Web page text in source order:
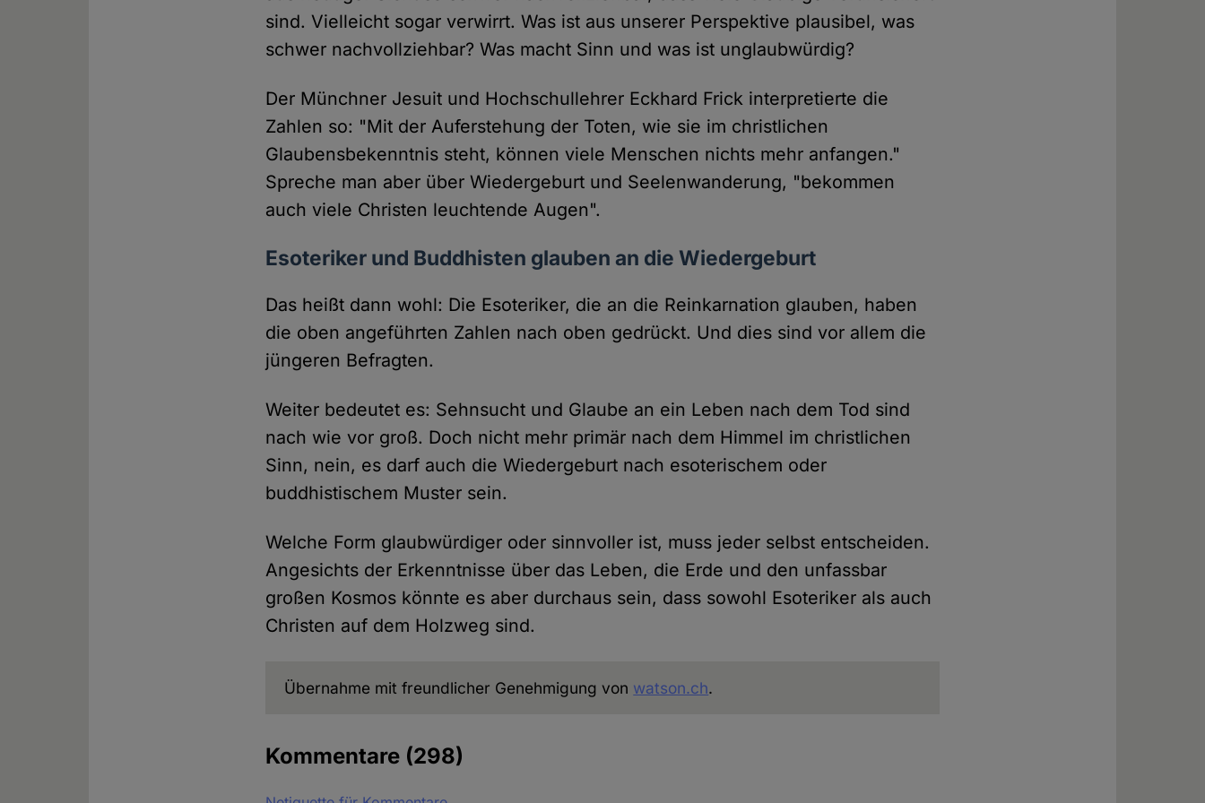
sind. Vielleicht sogar verwirrt. Was ist aus unserer Perspektive plausibel, was
schwer nachvollziehbar? Was macht Sinn und was ist unglaubwürdig?
Der Münchner Jesuit und Hochschullehrer Eckhard Frick interpretierte die
Zahlen so: "Mit der Auferstehung der Toten, wie sie im christlichen
Glaubensbekenntnis steht, können viele Menschen nichts mehr anfangen."
Spreche man aber über Wiedergeburt und Seelenwanderung, "bekommen
auch viele Christen leuchtende Augen".
Esoteriker und Buddhisten glauben an die Wiedergeburt
Das heißt dann wohl: Die Esoteriker, die an die Reinkarnation glauben, haben
die oben angeführten Zahlen nach oben gedrückt. Und dies sind vor allem die
jüngeren Befragten.
Weiter bedeutet es: Sehnsucht und Glaube an ein Leben nach dem Tod sind
nach wie vor groß. Doch nicht mehr primär nach dem Himmel im christlichen
Sinn, nein, es darf auch die Wiedergeburt nach esoterischem oder
buddhistischem Muster sein.
Welche Form glaubwürdiger oder sinnvoller ist, muss jeder selbst entscheiden.
Angesichts der Erkenntnisse über das Leben, die Erde und den unfassbar
großen Kosmos könnte es aber durchaus sein, dass sowohl Esoteriker als auch
Christen auf dem Holzweg sind.
Übernahme mit freundlicher Genehmigung von watson.ch.
Kommentare (298)